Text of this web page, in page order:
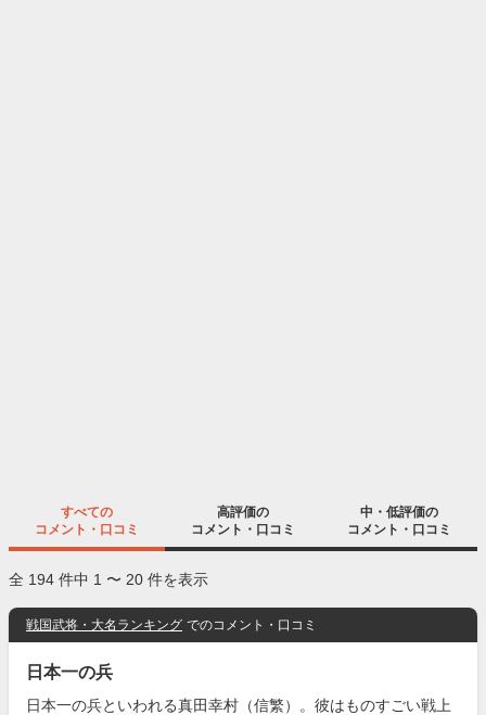
すべての
コメント・口コミ
高評価の
コメント・口コミ
中・低評価の
コメント・口コミ
全 194 件中 1 〜 20 件を表示
戦国武将・大名ランキング でのコメント・口コミ
日本一の兵
日本一の兵といわれる真田幸村（信繁）。彼はものすごい戦上